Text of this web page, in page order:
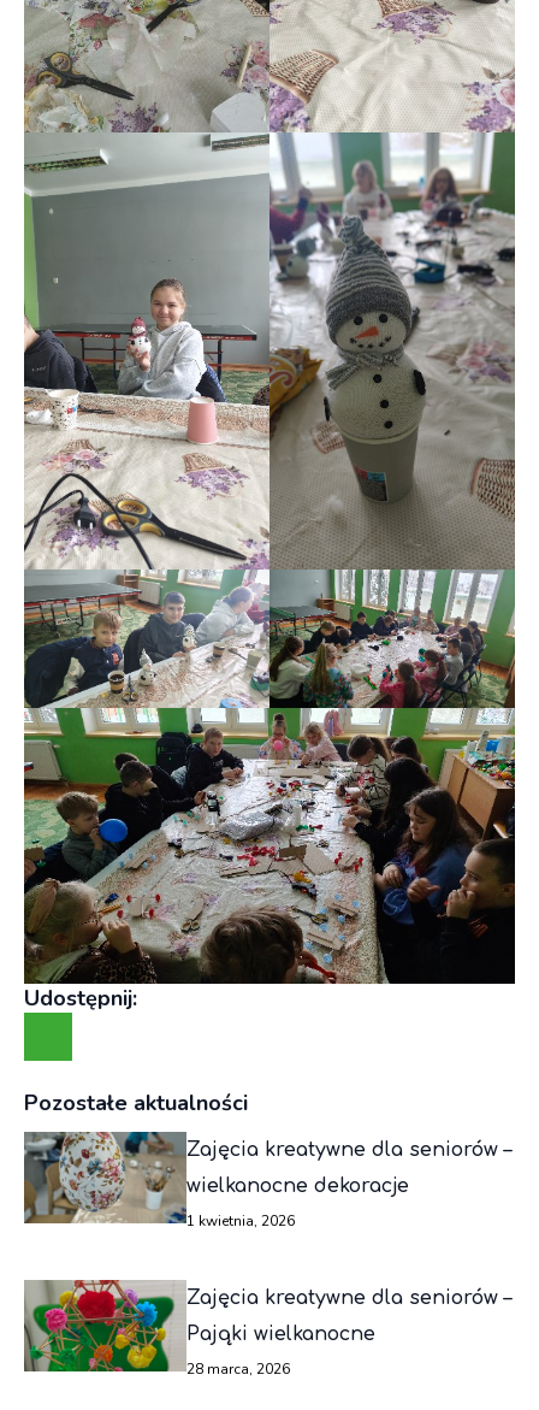
Udostępnij:
Pozostałe aktualności
Zajęcia kreatywne dla seniorów –
wielkanocne dekoracje
1 kwietnia, 2026
Zajęcia kreatywne dla seniorów –
Pająki wielkanocne
28 marca, 2026